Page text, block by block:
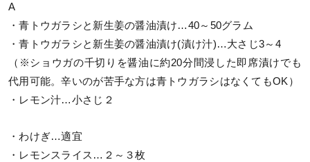
A
・青トウガラシと新生姜の醤油漬け…40～50グラム
・青トウガラシと新生姜の醤油漬け(漬け汁)…大さじ3～4
（※ショウガの千切りを醤油に約20分間浸した即席漬けでも
代用可能。辛いのが苦手な方は青トウガラシはなくてもOK）
・レモン汁…小さじ２
・わけぎ…適宜
・レモンスライス…２～３枚